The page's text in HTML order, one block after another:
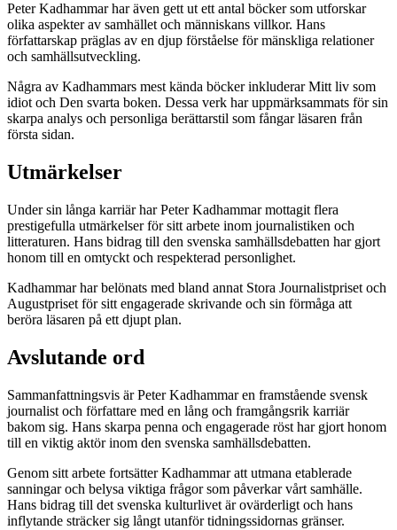
Peter Kadhammar har även gett ut ett antal böcker som utforskar
olika aspekter av samhället och människans villkor. Hans
författarskap präglas av en djup förståelse för mänskliga relationer
och samhällsutveckling.
Några av Kadhammars mest kända böcker inkluderar Mitt liv som
idiot och Den svarta boken. Dessa verk har uppmärksammats för sin
skarpa analys och personliga berättarstil som fångar läsaren från
första sidan.
Utmärkelser
Under sin långa karriär har Peter Kadhammar mottagit flera
prestigefulla utmärkelser för sitt arbete inom journalistiken och
litteraturen. Hans bidrag till den svenska samhällsdebatten har gjort
honom till en omtyckt och respekterad personlighet.
Kadhammar har belönats med bland annat Stora Journalistpriset och
Augustpriset för sitt engagerade skrivande och sin förmåga att
beröra läsaren på ett djupt plan.
Avslutande ord
Sammanfattningsvis är Peter Kadhammar en framstående svensk
journalist och författare med en lång och framgångsrik karriär
bakom sig. Hans skarpa penna och engagerade röst har gjort honom
till en viktig aktör inom den svenska samhällsdebatten.
Genom sitt arbete fortsätter Kadhammar att utmana etablerade
sanningar och belysa viktiga frågor som påverkar vårt samhälle.
Hans bidrag till det svenska kulturlivet är ovärderligt och hans
inflytande sträcker sig långt utanför tidningssidornas gränser.